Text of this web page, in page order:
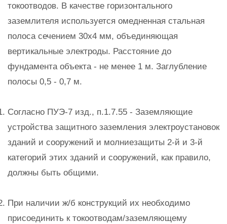
токоотводов. В качестве горизонтального
заземлителя используется омедненная стальная
полоса сечением 30х4 мм, объединяющая
вертикальные электроды. Расстояние до
фундамента объекта - не менее 1 м. Заглубление
полосы 0,5 - 0,7 м.
Согласно ПУЭ-7 изд., п.1.7.55 - Заземляющие
устройства защитного заземления электроустановок
зданий и сооружений и молниезащиты 2-й и 3-й
категорий этих зданий и сооружений, как правило,
должны быть общими.
При наличии ж/б конструкций их необходимо
присоединить к токоотводам/заземляющему